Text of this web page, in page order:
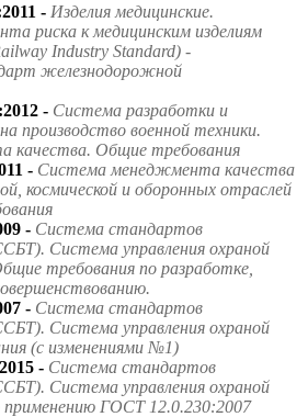
- Изделия медицинские.
риска к медицинским изделиям
Industry Standard) -
железнодорожной
- Система разработки и
производство военной техники.
качества. Общие требования
- Система менеджмента качества
космической и оборонных отраслей
- Система стандартов
Система управления охраной
требования по разработке,
- Система стандартов
Система управления охраной
(с изменениями №1)
- Система стандартов
Система управления охраной
применению ГОСТ 12.0.230:2007